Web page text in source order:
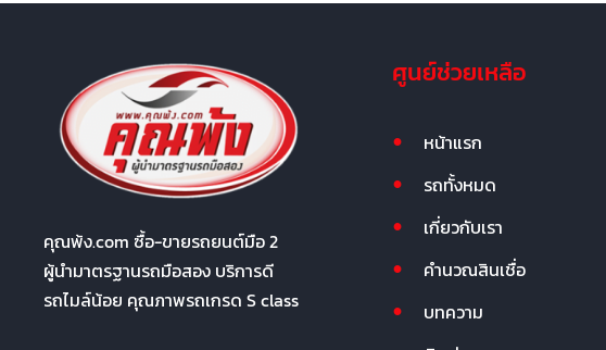
คุณพ้ง.com ซื้อ-ขายรถยนต์มือ 2
ผู้นำมาตรฐานรถมือสอง บริการดี
รถไมล์น้อย คุณภาพรถเกรด S class
ศูนย์ช่วยเหลือ
หน้าแรก
รถทั้งหมด
เกี่ยวกับเรา
คำนวณสินเชื่อ
บทความ